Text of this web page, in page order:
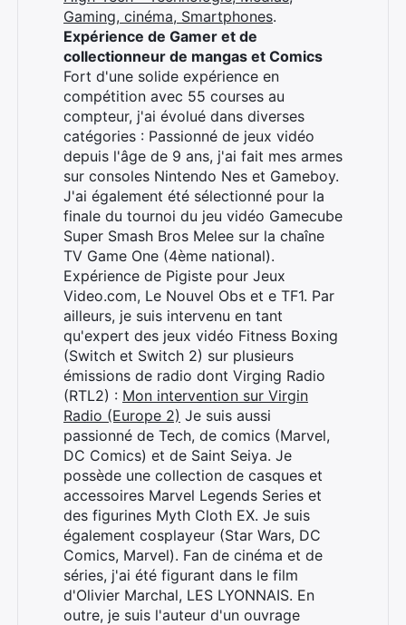
Gaming, cinéma, Smartphones.
Expérience de Gamer et de
collectionneur de mangas et Comics
Fort d'une solide expérience en
compétition avec 55 courses au
compteur, j'ai évolué dans diverses
catégories : Passionné de jeux vidéo
depuis l'âge de 9 ans, j'ai fait mes armes
sur consoles Nintendo Nes et Gameboy.
J'ai également été sélectionné pour la
finale du tournoi du jeu vidéo Gamecube
Super Smash Bros Melee sur la chaîne
TV Game One (4ème national).
Expérience de Pigiste pour Jeux
Video.com, Le Nouvel Obs et e TF1. Par
ailleurs, je suis intervenu en tant
qu'expert des jeux vidéo Fitness Boxing
(Switch et Switch 2) sur plusieurs
émissions de radio dont Virging Radio
(RTL2) : Mon intervention sur Virgin
Radio (Europe 2) Je suis aussi
passionné de Tech, de comics (Marvel,
DC Comics) et de Saint Seiya. Je
possède une collection de casques et
accessoires Marvel Legends Series et
des figurines Myth Cloth EX. Je suis
également cosplayeur (Star Wars, DC
Comics, Marvel). Fan de cinéma et de
séries, j'ai été figurant dans le film
d'Olivier Marchal, LES LYONNAIS. En
outre, je suis l'auteur d'un ouvrage
Rechercher